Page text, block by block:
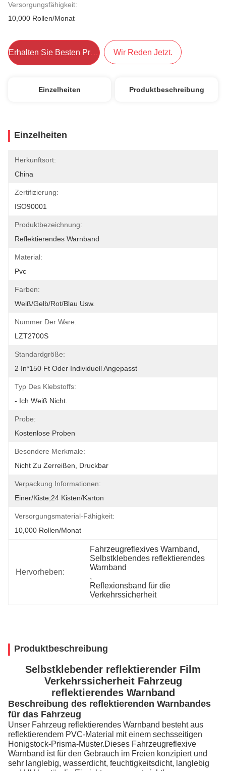
Versorgungsfähigkeit:
10,000 Rollen/Monat
Erhalten Sie Besten Preis Wir Reden Jetzt.
Einzelheiten Produktbeschreibung
Einzelheiten
Herkunftsort:
China
Zertifizierung:
ISO90001
Produktbezeichnung:
Reflektierendes Warnband
Material:
Pvc
Farben:
Weiß/gelb/rot/blau Usw.
Nummer Der Ware:
LZT2700S
Standardgröße:
2 In*150 Ft Oder Individuell Angepasst
Typ Des Klebstoffs:
- Ich Weiß Nicht.
Probe:
Kostenlose Proben
Besondere Merkmale:
Nicht Zu Zerreißen, Druckbar
Verpackung Informationen:
Einer/Kiste;24 Kisten/Karton
Versorgungsmaterial-Fähigkeit:
10,000 Rollen/Monat
Hervorheben:
Fahrzeugreflexives Warnband,
Selbstklebendes reflektierendes
Warnband
,
Reflexionsband für die
Verkehrssicherheit
Produktbeschreibung
Selbstklebender reflektierender Film
Verkehrssicherheit Fahrzeug
reflektierendes Warnband
Beschreibung des reflektierenden Warnbandes
für das Fahrzeug
Unser Fahrzeug reflektierendes Warnband besteht aus
reflektierendem PVC-Material mit einem sechsseitigen
Honigstock-Prisma-Muster.Dieses Fahrzeugreflexive
Warnband ist für den Gebrauch im Freien konzipiert und
sehr langlebig, wasserdicht, feuchtigkeitsdicht, langlebig